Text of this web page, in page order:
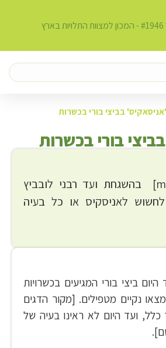
'אניסאקיס' בביצי בורי בכשרות
בורי בכשרות
ביצי בורי[mullets] בהשגחת ועד רבני לובביץ
לאניסקיס או כל בעיה
ביצי בורי המגיעים בכשרויות
נקיים מטפילים. [מקור הדגים
כלל, ועד היום לא ראינו בעיה של